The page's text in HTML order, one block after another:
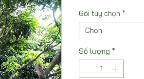
Gói tùy chọn *
Chọn
Số lượng *